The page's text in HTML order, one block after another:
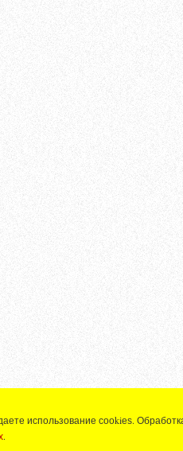
использование сооkiеѕ.
.